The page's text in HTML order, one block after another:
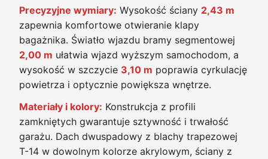
Precyzyjne wymiary: Wysokość ściany 2,43 m
zapewnia komfortowe otwieranie klapy
bagażnika. Światło wjazdu bramy segmentowej
2,00 m ułatwia wjazd wyższym samochodom, a
wysokość w szczycie 3,10 m poprawia cyrkulację
powietrza i optycznie powiększa wnętrze.
Materiały i kolory: Konstrukcja z profili
zamkniętych gwarantuje sztywność i trwałość
garażu. Dach dwuspadowy z blachy trapezowej
T-14 w dowolnym kolorze akrylowym, ściany z